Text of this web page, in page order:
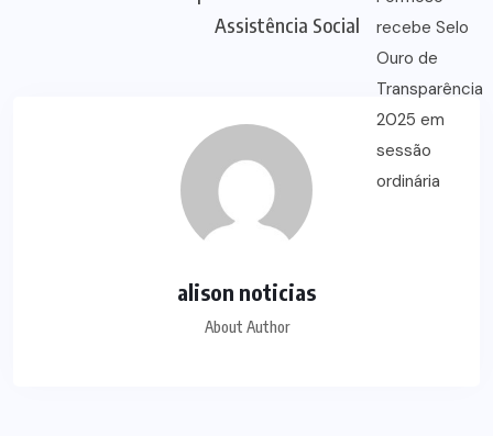
Assistência Social
alison noticias
About Author